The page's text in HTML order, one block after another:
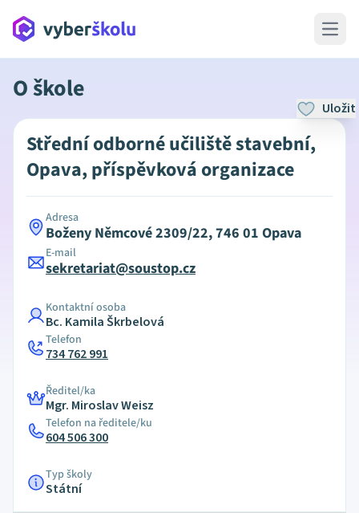
Open
O škole
Uložit
Střední odborné učiliště stavební,
Opava, příspěvková organizace
Adresa
Boženy Němcové 2309/22, 746 01 Opava
E-mail
sekretariat@soustop.cz
Kontaktní osoba
Bc. Kamila Škrbelová
Telefon
734 762 991
Ředitel/ka
Mgr. Miroslav Weisz
Telefon na ředitele/ku
604 506 300
Typ školy
Státní